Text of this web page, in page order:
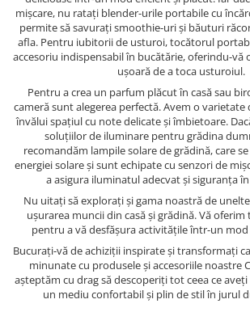
mișcare, nu ratați blender-urile portabile cu
permite să savurați smoothie-uri și băuturi
afla. Pentru iubitorii de usturoi, tocătorul
accesoriu indispensabil în bucătărie, oferindu-vă
ușoară de a toca usturoiul.
Pentru a crea un parfum plăcut în casă sau
cameră sunt alegerea perfectă. Avem o varietate
învălui spațiul cu note delicate și îmbietoare.
soluțiilor de iluminare pentru grădina
recomandăm lampile solare de grădină, care
energiei solare și sunt echipate cu senzori de
a asigura iluminatul adecvat și siguranța
Nu uitați să explorați și gama noastră de
ușurarea muncii din casă și grădină. Vă
pentru a vă desfășura activitățile într-un
Bucurați-vă de achiziții inspirate și transformați
minunate cu produsele și accesoriile noastre
așteptăm cu drag să descoperiți tot ceea ce
un mediu confortabil și plin de stil în jurul